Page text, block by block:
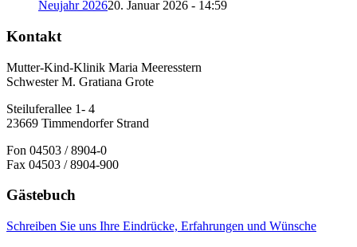
Neujahr 202620. Januar 2026 - 14:59
Kontakt
Mutter-Kind-Klinik Maria Meeresstern
Schwester M. Gratiana Grote
Steiluferallee 1- 4
23669 Timmendorfer Strand
Fon 04503 / 8904-0
Fax 04503 / 8904-900
Gästebuch
Schreiben Sie uns Ihre Eindrücke, Erfahrungen und Wünsche